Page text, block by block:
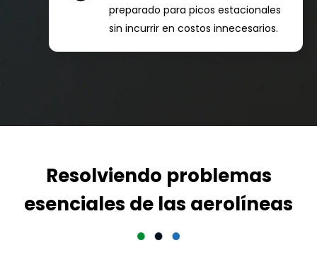
preparado para picos estacionales
sin incurrir en costos innecesarios.
Resolviendo problemas
esenciales de las aerolíneas